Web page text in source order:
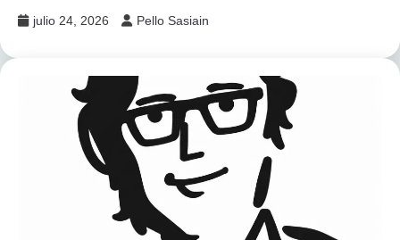
julio 24, 2026 Pello Sasiain